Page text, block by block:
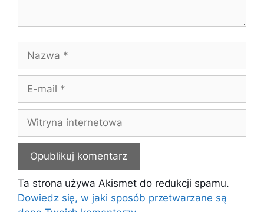
mail
internetowa
Ta strona używa Akismet do redukcji spamu.
Dowiedz się, w jaki sposób przetwarzane są